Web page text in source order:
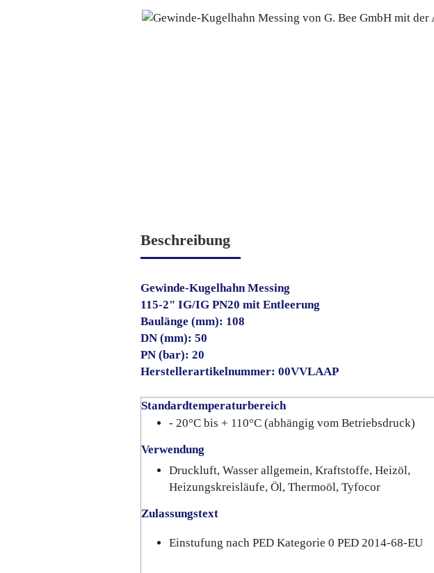
Beschreibung
Gewinde-Kugelhahn Messing
115-2" IG/IG PN20 mit Entleerung
Baulänge (mm): 108
DN (mm): 50
PN (bar): 20
Herstellerartikelnummer: 00VVLAAP
Standardtemperaturbereich
- 20°C bis + 110°C (abhängig vom Betriebsdruck)
Verwendung
Druckluft, Wasser allgemein, Kraftstoffe, Heizöl,
Heizungskreisläufe, Öl, Thermoöl, Tyfocor
Zulassungstext
Einstufung nach PED Kategorie 0 PED 2014-68-EU